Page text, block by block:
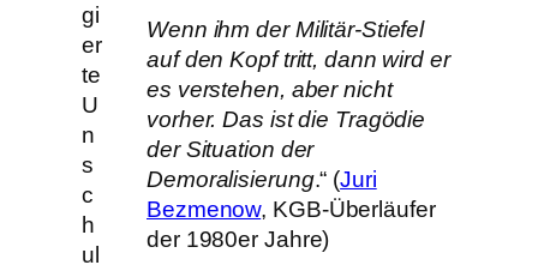
gi
er
te
U
n
s
c
h
ul
Wenn ihm der Militär-Stiefel
auf den Kopf tritt, dann wird er
es verstehen, aber nicht
vorher. Das ist die Tragödie
der Situation der
Demoralisierung.“ (Juri
Bezmenow, KGB-Überläufer
der 1980er Jahre)